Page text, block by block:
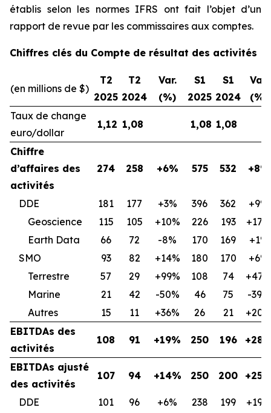
établis selon les normes IFRS ont fait l’objet d’un
rapport de revue par les commissaires aux comptes.
Chiffres clés du Compte de résultat des activités
(en millions de $)
T2
2025
T2
2024
Var.
(%)
S1
2025
S1
2024
Var.
(%)
Taux de change
euro/dollar
1,12 1,08 1,08 1,08
Chiffre
d’affaires des
activités
274 258 +6% 575 532 +8%
DDE 181 177 +3% 396 362
+9%
Geoscience
115 105 +10% 226 193
+17%
Earth Data
66 72 -8% 170 169
+1%
SMO
93 82 +14% 180 170
+6%
Terrestre
57 29 +99% 108 74
+47%
Marine
21 42 -50% 46 75
-39%
Autres
15 11 +36% 26 21
+20%
EBITDAs des
activités
108 91 +19% 250 196
EBITDAs ajusté
des activités
107 94 +14% 250 200
DDE 101 96 +6% 238 199
+19%